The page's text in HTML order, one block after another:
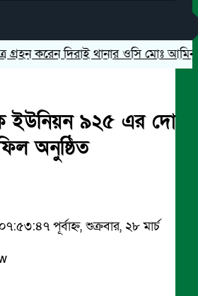
করেন দিরাই থানার ওসি মোঃ আমিনুল
ইউনিয়ন ৯২৫ এর দোয়া
অনুষ্ঠিত
পূর্বাহ্ন, শুক্রবার, ২৮ মার্চ